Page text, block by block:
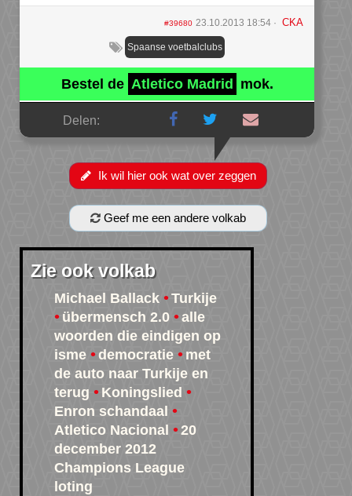
#39680 23.10.2013 18:54 CKA
Spaanse voetbalclubs
Bestel de Atletico Madrid mok.
Delen:
Ik wil hier ook wat over zeggen
Geef me een andere volkab
Zie ook volkab
Michael Ballack
Turkije
übermensch 2.0
alle
woorden die eindigen op
isme
democratie
met
de auto naar Turkije en
terug
Koningslied
Enron schandaal
Atletico Nacional
20
december 2012
Champions League
loting